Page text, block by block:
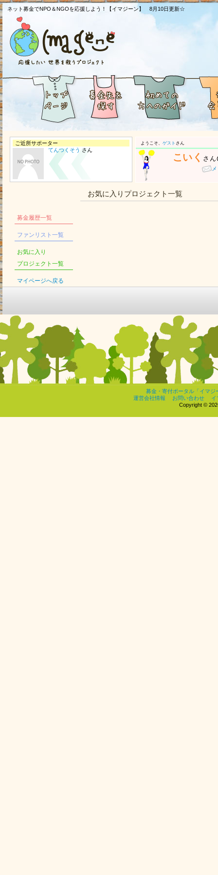
ネット募金でNPO＆NGOを応援しよう！【イマジーン】 8月10日更新☆
ご近所サポーター
てんつくそう さん
ようこそ、 ゲスト さん
こいく さん
募金履歴一覧
ファンリスト一覧
お気に入り
プロジェクト一覧
マイページへ戻る
お気に入りプロジェクト一覧
募金・寄付ポータル「イマジ
運営会社情報
お問い合わせ
イ
Copyright ©